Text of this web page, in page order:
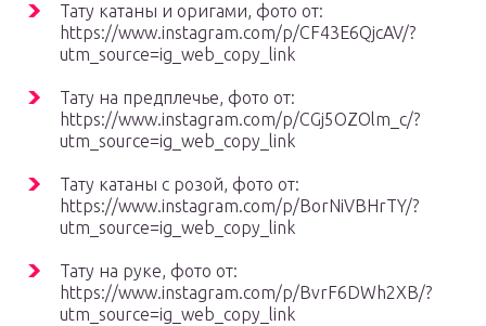
Тату катаны и оригами, фото от:
https://www.instagram.com/p/CF43E6QjcAV/?
utm_source=ig_web_copy_link
Тату на предплечье, фото от:
https://www.instagram.com/p/CGj5OZOlm_c/?
utm_source=ig_web_copy_link
Тату катаны с розой, фото от:
https://www.instagram.com/p/BorNiVBHrTY/?
utm_source=ig_web_copy_link
Тату на руке, фото от:
https://www.instagram.com/p/BvrF6DWh2XB/?
utm_source=ig_web_copy_link